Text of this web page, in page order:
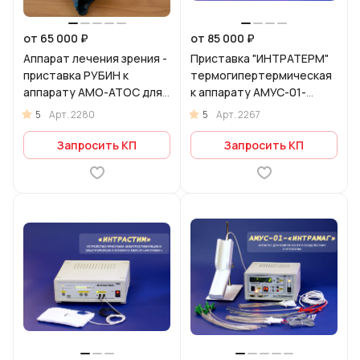
от 65 000 ₽
Аппарат лечения зрения -
приставка РУБИН к
аппарату АМО-АТОС для
воздействия спекл-
полем красного спектра.
5 Арт.2280
Запросить КП
от 85 000 ₽
Приставка "ИНТРАТЕРМ"
термогипертермическая
к аппарату АМУС-01-
"ИНТРАМАГ"
5 Арт.2267
Запросить КП